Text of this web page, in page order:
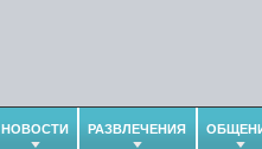
НОВОСТИ РАЗВЛЕЧЕНИЯ